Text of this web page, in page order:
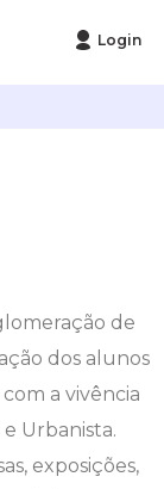
Login
de
dos alunos
a vivência
Urbanista.
exposições,